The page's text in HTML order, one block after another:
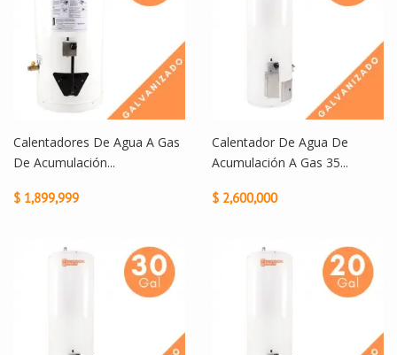
Calentadores De Agua A Gas
De Acumulación...
$ 1,899,999
Calentador De Agua De
Acumulación A Gas 35...
$ 2,600,000